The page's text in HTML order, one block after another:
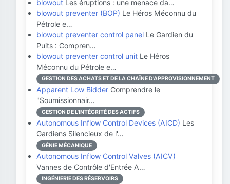
blowout Les éruptions : une menace da…
blowout preventer (BOP) Le Héros Méconnu du
Pétrole e…
blowout preventer control panel Le Gardien du
Puits : Compren…
blowout preventer control unit Le Héros
Méconnu du Pétrole e…
GESTION DES ACHATS ET DE LA CHAÎNE D'APPROVISIONNEMENT
Apparent Low Bidder Comprendre le
"Soumissionnair…
GESTION DE L'INTÉGRITÉ DES ACTIFS
Autonomous Inflow Control Devices (AICD) Les
Gardiens Silencieux de l'…
GÉNIE MÉCANIQUE
Autonomous Inflow Control Valves (AICV)
Vannes de Contrôle d'Entrée A…
INGÉNIERIE DES RÉSERVOIRS